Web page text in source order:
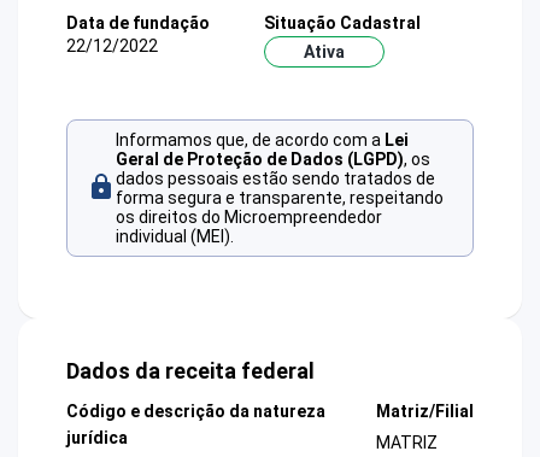
Data de fundação
22/12/2022
Situação Cadastral
Ativa
Informamos que, de acordo com a Lei
Geral de Proteção de Dados (LGPD), os
dados pessoais estão sendo tratados de
forma segura e transparente, respeitando
os direitos do Microempreendedor
individual (MEI).
Dados da receita federal
Código e descrição da natureza
jurídica
Matriz/Filial
MATRIZ